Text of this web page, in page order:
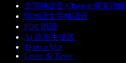
文字轉語音 Chrome 擴充功能
印地語文字轉語音
PDF 朗讀
AI 語音生成器
Texto a Voz
Leitor de Texto